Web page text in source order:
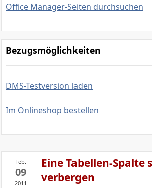
Office Manager-Seiten durchsuchen
Bezugsmöglichkeiten
DMS-Testversion laden
Im Onlineshop bestellen
Feb.
09
2011
Eine Tabellen-Spalte
verbergen